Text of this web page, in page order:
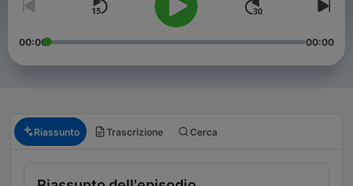
inframundorelatos@gmail.com
00:00 00:00
Riassunto Trascrizione Cerca